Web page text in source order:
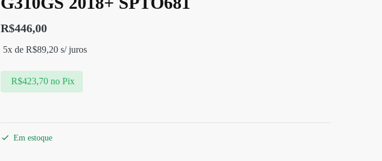
R$446,00
5x deR$89,20 s/ juros
R$423,70 no Pix
Em estoque